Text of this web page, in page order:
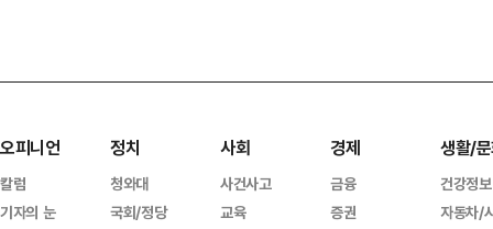
오피니언
칼럼
기자의 눈
정치
청와대
국회/정당
사회
사건사고
교육
경제
금융
증권
생활/
건강정보
자동차/